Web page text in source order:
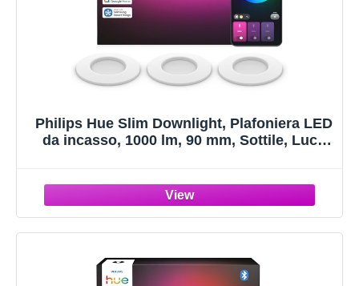
Philips Hue Slim Downlight, Plafoniera LED
da incasso, 1000 lm, 90 mm, Sottile, Luce
Intelligente, Bianco, 3 pezzi